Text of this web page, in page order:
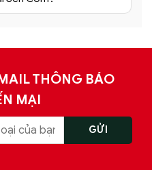
THÔNG BÁO
MẠI